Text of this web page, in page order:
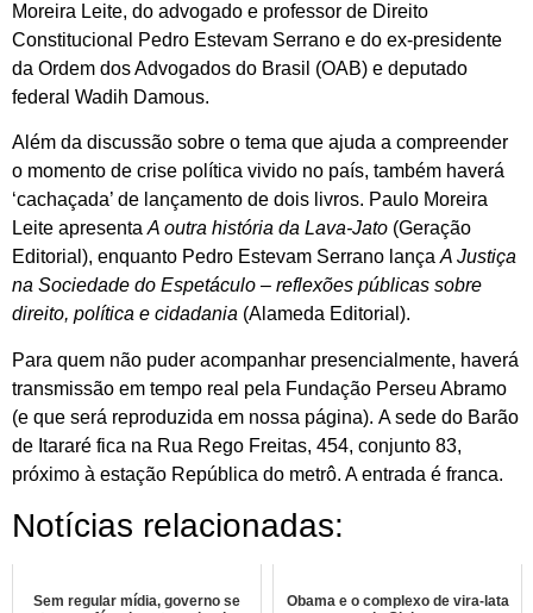
Moreira Leite, do advogado e professor de Direito
Constitucional Pedro Estevam Serrano e do ex-presidente
da Ordem dos Advogados do Brasil (OAB) e deputado
federal Wadih Damous.
Além da discussão sobre o tema que ajuda a compreender
o momento de crise política vivido no país, também haverá
‘cachaçada’ de lançamento de dois livros. Paulo Moreira
Leite apresentaA outra história da Lava-Jato (Geração
Editorial), enquanto Pedro Estevam Serrano lançaA Justiça
na Sociedade do Espetáculo – reflexões públicas sobre
direito, política e cidadania (Alameda Editorial).
Para quem não puder acompanhar presencialmente, haverá
transmissão em tempo real pela Fundação Perseu Abramo
(e que será reproduzida em nossa página). A sede do Barão
de Itararé fica na Rua Rego Freitas, 454, conjunto 83,
próximo à estação República do metrô. A entrada é franca.
Notícias relacionadas:
Sem regular mídia, governo se
Obama e o complexo de vira-lata